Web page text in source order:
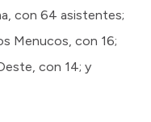
con 64 asistentes;
Menucos, con 16;
con 14; y